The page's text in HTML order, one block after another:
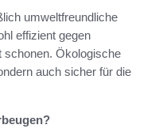
umweltfreundliche
effizient gegen
schonen. Ökologische
auch sicher für die